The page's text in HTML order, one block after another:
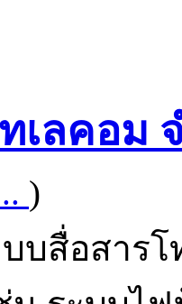
เลคอม
)
บสื่อสาร